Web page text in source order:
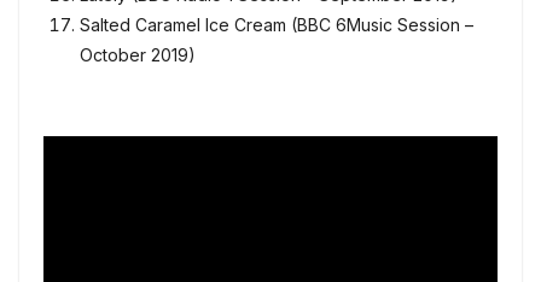
Salted Caramel Ice Cream (BBC 6Music Session –
October 2019)